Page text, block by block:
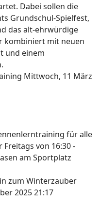
Dabei sollen die
Grundschul-Spielfest,
das alt-ehrwürdige
kombiniert mit neuen
und einem
Mittwoch, 11 März
für alle
von 16:30 -
am Sportplatz
zum Winterzauber
2025 21:17